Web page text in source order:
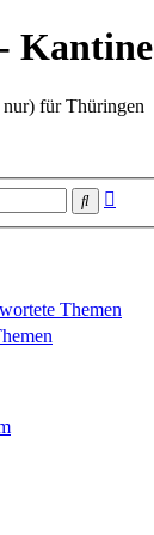
Kantine
für Thüringen
Suche
Themen